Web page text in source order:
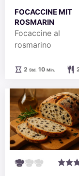
FOCACCINE MIT
ROSMARIN
Focaccine al
rosmarino
2Stunden
Std. 10Minuten
Min.